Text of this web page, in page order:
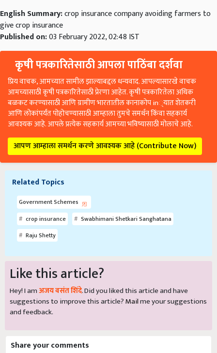
English Summary:crop insurance company avoiding farmers to
give crop insurance
Published on:03 February 2022, 02:48 IST
कृषी पत्रकारितेसाठी आपला पाठिंबा दर्शवा
प्रिय वाचक, आमच्यात सामील झाल्याबद्दल धन्यवाद. आपल्यासारखे वाचक
आमच्यासाठी कृषी पत्रकारितेसाठी प्रेरणा आहेत. कृषी पत्रकारितेला अधिक
बळकट करण्यासाठी आणि ग्रामीण भारतातील कानाकोप in्यात शेतकरी
आणि लोकांपर्यंत पोहोचण्यासाठी आम्हाला तुमचे समर्थन किंवा सहकार्य
आवश्यक आहे. आपले प्रत्येक सहकार्य आमच्या भविष्यासाठी मोलाचे आहे.
आपण आम्हाला समर्थन करणे आवश्यक आहे (Contribute Now)
Related Topics
Government Schemes
crop insurance
Swabhimani Shetkari Sanghatana
Raju Shetty
Like this article?
Hey! I amअजय वसंत शिंदे. Did you liked this article and have
suggestions to improve this article?Mailme your suggestions
and feedback.
Share your comments